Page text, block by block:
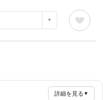
詳細を見る ▼